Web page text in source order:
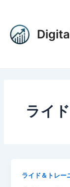
ライ
ライド＆トレー
の
ペ